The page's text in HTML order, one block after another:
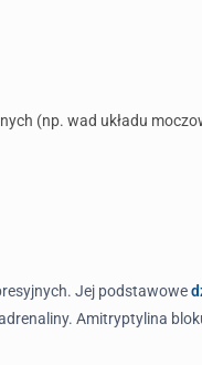
(np. wad układu
Jej podstawowe
Amitryptylina